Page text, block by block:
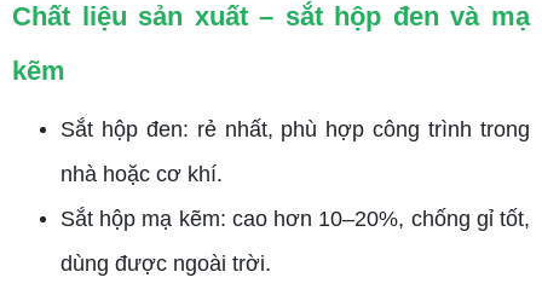
Chất liệu sản xuất – sắt hộp đen và mạ
kẽm
Sắt hộp đen: rẻ nhất, phù hợp công trình trong
nhà hoặc cơ khí.
Sắt hộp mạ kẽm: cao hơn 10–20%, chống gỉ tốt,
dùng được ngoài trời.